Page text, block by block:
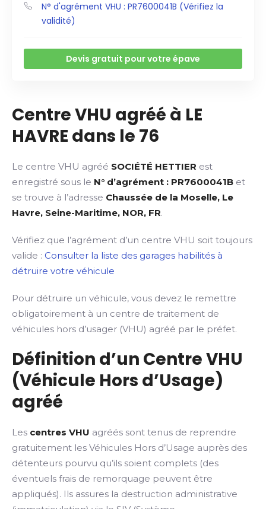
N° d'agrément VHU : PR7600041B (Vérifiez la
validité)
Devis gratuit pour votre épave
Centre VHU agréé à LE
HAVRE dans le 76
Le centre VHU agréé SOCIÉTÉ HETTIER est
enregistré sous le N° d’agrément : PR7600041B et
se trouve à l’adresse Chaussée de la Moselle, Le
Havre, Seine-Maritime, NOR, FR.
Vérifiez que l’agrément d’un centre VHU soit toujours
valide : Consulter la liste des garages habilités à
détruire votre véhicule
Pour détruire un véhicule, vous devez le remettre
obligatoirement à un centre de traitement de
véhicules hors d’usager (VHU) agréé par le préfet.
Définition d’un Centre VHU
(Véhicule Hors d’Usage)
agréé
Les centres VHU agréés sont tenus de reprendre
gratuitement les Véhicules Hors d’Usage auprès des
détenteurs pourvu qu’ils soient complets (des
éventuels frais de remorquage peuvent être
appliqués). Ils assures la destruction administrative